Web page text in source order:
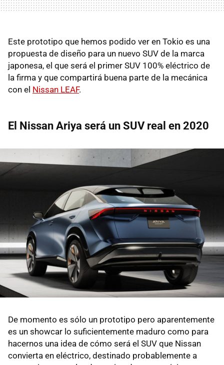
Este prototipo que hemos podido ver en Tokio es una
propuesta de diseño para un nuevo SUV de la marca
japonesa, el que será el primer SUV 100% eléctrico de
la firma y que compartirá buena parte de la mecánica
con el Nissan LEAF.
El Nissan Ariya será un SUV real en 2020
De momento es sólo un prototipo pero aparentemente
es un showcar lo suficientemente maduro como para
hacernos una idea de cómo será el SUV que Nissan
convierta en eléctrico, destinado probablemente a